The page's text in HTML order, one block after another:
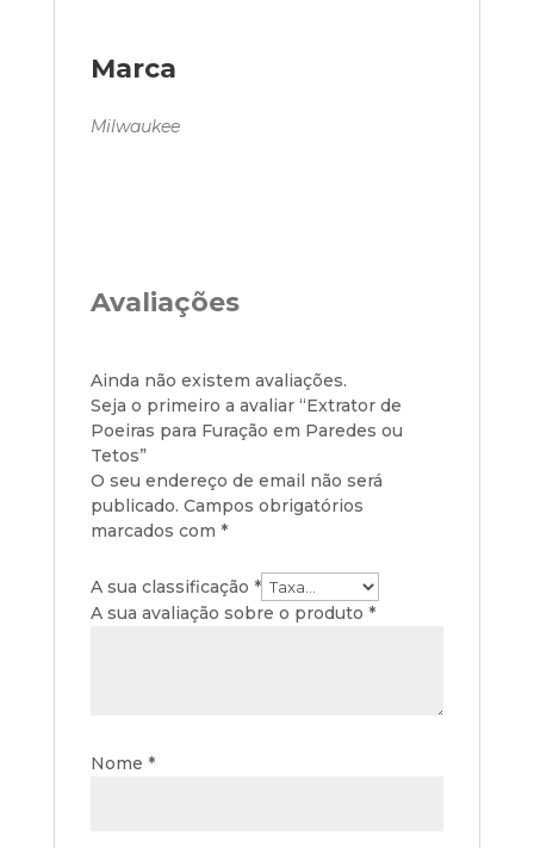
Marca
Milwaukee
Avaliações
Ainda não existem avaliações.
Seja o primeiro a avaliar “Extrator de
Poeiras para Furação em Paredes ou
Tetos”
O seu endereço de email não será
publicado. Campos obrigatórios
marcados com *
A sua classificação *
A sua avaliação sobre o produto *
Nome *